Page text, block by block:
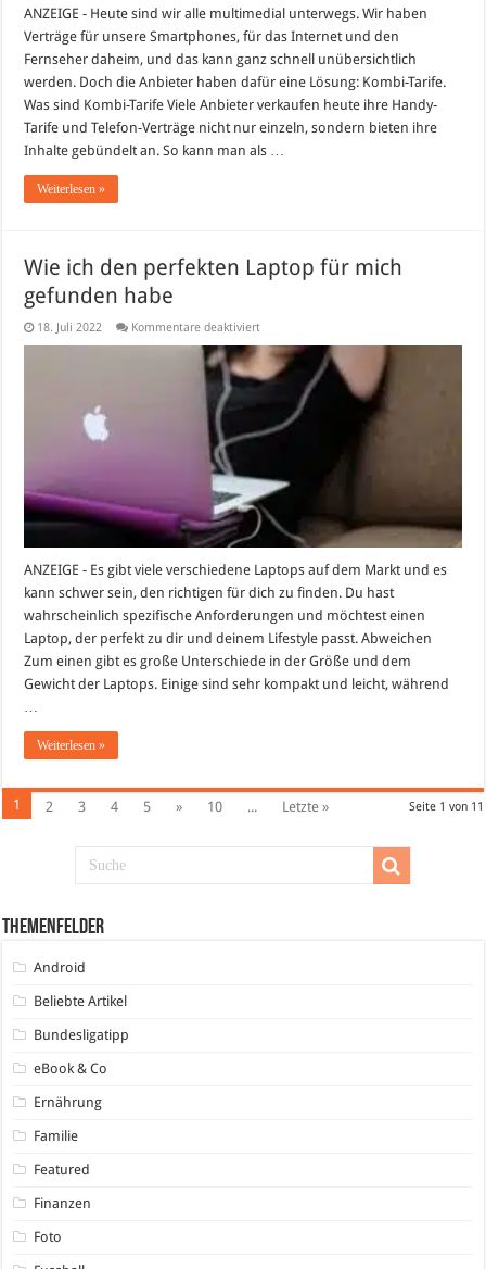
mehreren
konsumieren?
ANZEIGE - Heute sind wir alle multimedial unterwegs. Wir haben
Verträge für unsere Smartphones, für das Internet und den
Fernseher daheim, und das kann ganz schnell unübersichtlich
werden. Doch die Anbieter haben dafür eine Lösung: Kombi-Tarife.
Was sind Kombi-Tarife Viele Anbieter verkaufen heute ihre Handy-
Tarife und Telefon-Verträge nicht nur einzeln, sondern bieten ihre
Inhalte gebündelt an. So kann man als …
Weiterlesen »
Wie ich den perfekten Laptop für mich
gefunden habe
18. Juli 2022 Kommentare deaktiviertfür
den
perfekten
mich
gefunden
ANZEIGE - Es gibt viele verschiedene Laptops auf dem Markt und es
kann schwer sein, den richtigen für dich zu finden. Du hast
wahrscheinlich spezifische Anforderungen und möchtest einen
Laptop, der perfekt zu dir und deinem Lifestyle passt. Abweichen
Zum einen gibt es große Unterschiede in der Größe und dem
Gewicht der Laptops. Einige sind sehr kompakt und leicht, während
Weiterlesen »
Seite 1 von 11
1 2 3 4 5 » 10 ... Letzte »
Themenfelder
Android
Beliebte Artikel
Bundesligatipp
eBook & Co
Ernährung
Familie
Featured
Finanzen
Foto